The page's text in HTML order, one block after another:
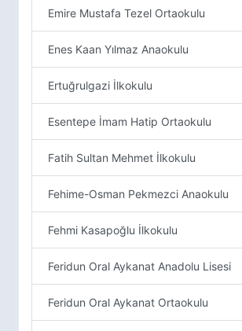
Emire Mustafa Tezel Ortaokulu
Enes Kaan Yılmaz Anaokulu
Ertuğrulgazi İlkokulu
Esentepe İmam Hatip Ortaokulu
Fatih Sultan Mehmet İlkokulu
Fehime-Osman Pekmezci Anaokulu
Fehmi Kasapoğlu İlkokulu
Feridun Oral Aykanat Anadolu Lisesi
Feridun Oral Aykanat Ortaokulu